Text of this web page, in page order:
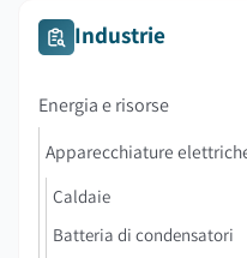
Industrie
Energia e risorse
Apparecchiature
Caldaie
Batteria di condensatori